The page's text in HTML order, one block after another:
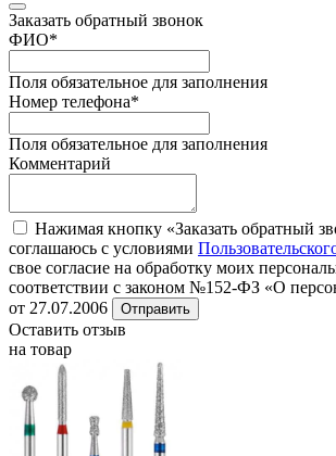
Заказать обратный звонок
ФИО*
Поля обязательное для заполнения
Номер телефона*
Поля обязательное для заполнения
Комментарий
Нажимая кнопку «Заказать обратный
соглашаюсь с условиями
свое согласие на обработку моих
соответствии с законом №152-ФЗ «О
от 27.07.2006
Отправить
Оставить отзыв
на товар